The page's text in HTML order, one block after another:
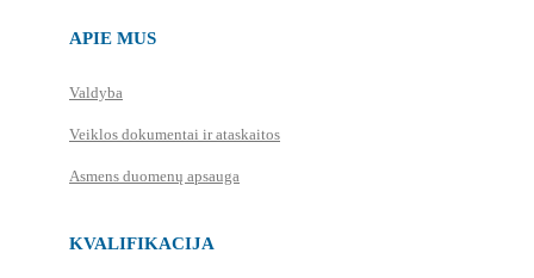
APIE MUS
Valdyba
Veiklos dokumentai ir ataskaitos
Asmens duomenų apsauga
KVALIFIKACIJA